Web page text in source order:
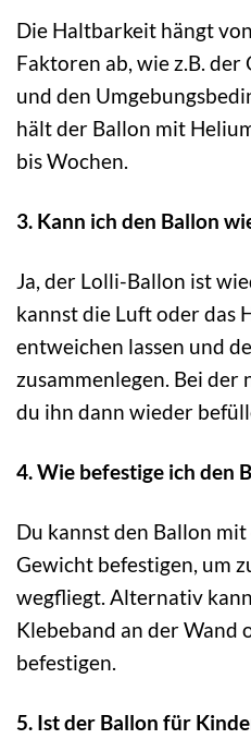
Die Haltbarkeit hängt
Faktoren ab, wie z.B.
und den
hält der Ballon mit
bis Wochen.
3. Kann ich den Ballon
Ja, der Lolli-Ballon ist
kannst die Luft oder das
entweichen lassen und
zusammenlegen. Bei
du ihn dann wieder
4. Wie befestige ich den
Du kannst den Ballon
Gewicht befestigen, um
wegfliegt. Alternativ
Klebeband an der Wand
befestigen.
5. Ist der Ballon für